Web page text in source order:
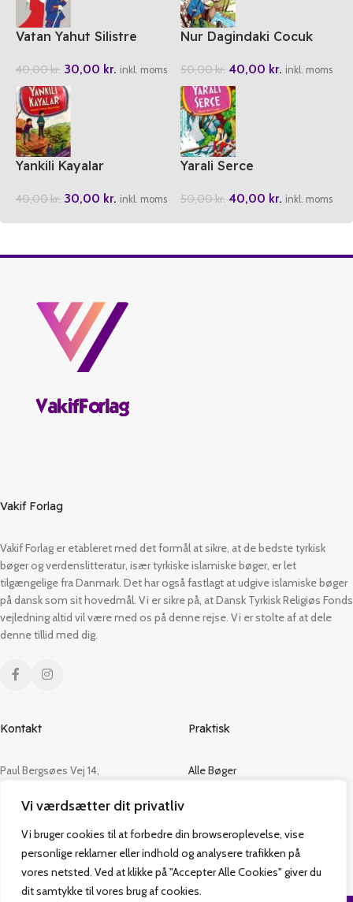
Vi værdsætter dit privatliv
Vi bruger cookies til at forbedre din browseroplevelse, vise
personlige reklamer eller indhold og analysere trafikken på
vores netsted. Ved at klikke på "Accepter Alle Cookies" giver du
dit samtykke til vores brug af cookies.
Vatan Yahut Silistre
40,00kr. 30,00 kr. inkl. moms
Nur Dagindaki Cocuk
50,00kr. 40,00 kr. inkl. moms
Yankili Kayalar
40,00kr. 30,00 kr. inkl. moms
Yarali Serce
50,00kr. 40,00 kr. inkl. moms
Vakif Forlag
Vakif Forlag er etableret med det formål at sikre, at de bedste tyrkisk
bøger og verdenslitteratur, især tyrkiske islamiske bøger, er let
tilgængelige fra Danmark. Det har også fastlagt at udgive islamiske bøger
på dansk som sit hovedmål. Vi er sikre på, at Dansk Tyrkisk Religiøs Fonds
vejledning altid vil være med os på denne rejse. Vi er stolte af at dele
denne tillid med dig.
Kontakt
Paul Bergsøes Vej 14,
CVR: 42813915
admin@vakifforlag.dk
+45 26 24 2354
Praktisk
Alle Bøger
Kontakt